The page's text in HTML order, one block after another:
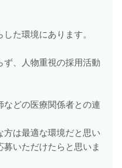
た環境にあります。
ず、人物重視の採用活動
などの医療関係者との連
方は最適な環境だと思い
募いただけたらと思いま